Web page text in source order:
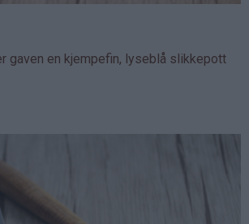
gaven en kjempefin, lyseblå slikkepott